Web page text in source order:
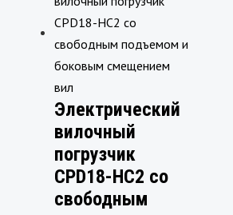
Электрический
вилочный
погрузчик
CPD18-HC2 со
свободным